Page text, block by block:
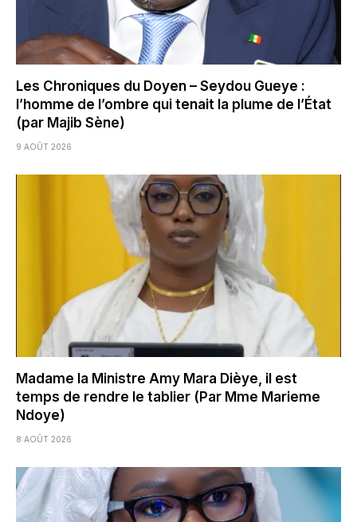
Les Chroniques du Doyen – Seydou Gueye :
l’homme de l’ombre qui tenait la plume de l’État
(par Majib Sène)
9 AOÛT 2026
Madame la Ministre Amy Mara Dièye, il est
temps de rendre le tablier (Par Mme Marieme
Ndoye)
8 AOÛT 2026